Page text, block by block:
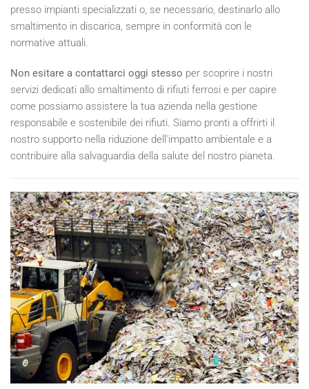
presso impianti specializzati o, se necessario, destinarlo allo
smaltimento in discarica, sempre in conformità con le
normative attuali.
Non esitare a contattarci oggi stesso per scoprire i nostri
servizi dedicati allo smaltimento di rifiuti ferrosi e per capire
come possiamo assistere la tua azienda nella gestione
responsabile e sostenibile dei rifiuti. Siamo pronti a offrirti il
nostro supporto nella riduzione dell'impatto ambientale e a
contribuire alla salvaguardia della salute del nostro pianeta.